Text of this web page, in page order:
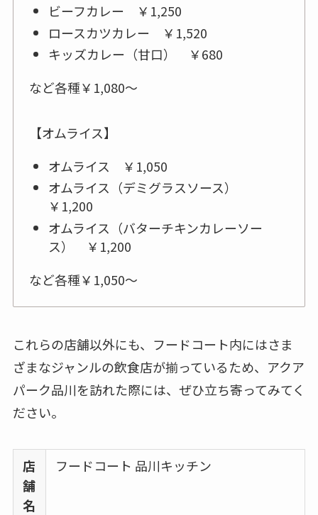
ビーフカレー ￥1,250
ロースカツカレー ￥1,520
キッズカレー（甘口） ￥680
など各種￥1,080～
【オムライス】
オムライス ￥1,050
オムライス（デミグラスソース）
￥1,200
オムライス（バターチキンカレーソー
ス） ￥1,200
など各種￥1,050～
これらの店舗以外にも、フードコート内にはさま
ざまなジャンルの飲食店が揃っているため、アクア
パーク品川を訪れた際には、ぜひ立ち寄ってみてく
ださい。
店
舗
名
フードコート 品川キッチン